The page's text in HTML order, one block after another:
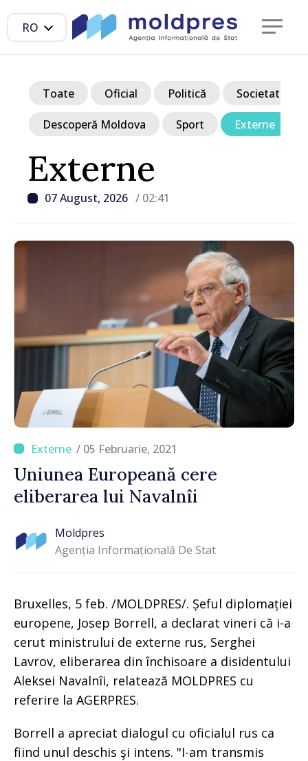
RO
Externe
07 August, 2026 / 02:41
Toate Oficial Politică Societate
Descoperă Moldova Sport Externe
/ 05 Februarie, 2021
Uniunea Europeană cere
eliberarea lui Navalnîi
Moldpres
Agenția Informațională De Stat
Bruxelles, 5 feb. /MOLDPRES/. Șeful diplomației
europene, Josep Borrell, a declarat vineri că i-a
cerut ministrului de externe rus, Serghei
Lavrov, eliberarea din închisoare a disidentului
Aleksei Navalnîi, relatează MOLDPRES cu
referire la AGERPRES.
Borrell a apreciat dialogul cu oficialul rus ca
fiind unul deschis şi intens. "I-am transmis